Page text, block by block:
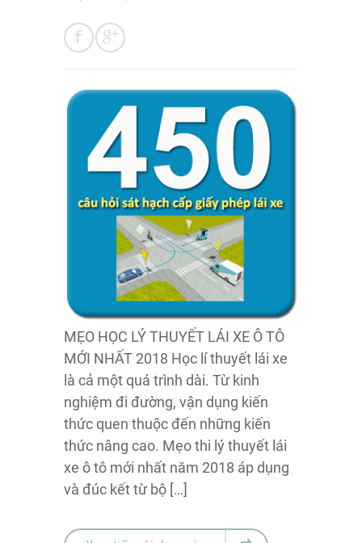
MẸO HỌC LÝ THUYẾT LÁI XE Ô TÔ
MỚI NHẤT 2018 Học lí thuyết lái xe
là cả một quá trình dài. Từ kinh
nghiệm đi đường, vận dụng kiến
thức quen thuộc đến những kiến
thức nâng cao. Mẹo thi lý thuyết lái
xe ô tô mới nhất năm 2018 áp dụng
và đúc kết từ bộ […]